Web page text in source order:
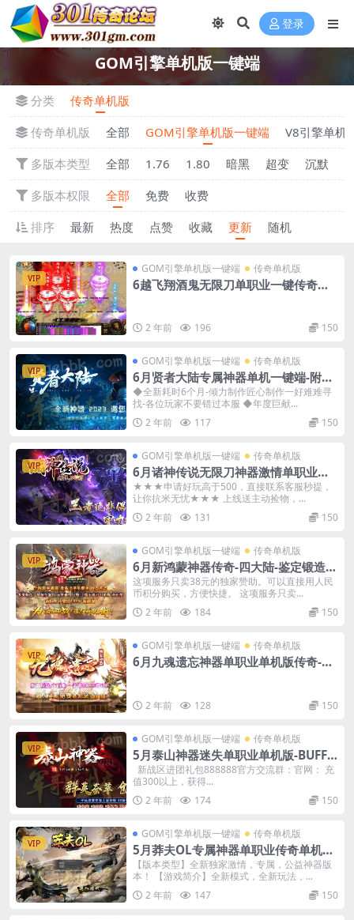
登录
GOM引擎单机版一键端
分类
传奇单机版
传奇单机版
全部 GOM引擎单机版一键端
V8引擎单机
多版本类型
全部 1.76 1.80 暗黑 超变 沉默
多版本权限
全部 免费
收费
排序
最新 热度 点赞 收藏 更新 随机
VIP
GOM引擎单机版一键端 传奇单机版
6越飞翔酒鬼无限刀单职业一键传奇版
2 年前 196 150
VIP
GOM引擎单机版一键端 传奇单机版
6月贤者大陆专属神器单机一键端-附带
GM后台
◆全新耗时6个月-倾力制作匠心制作一好难难寻
找-各位玩家不要错过本服 ◆年度巨献...
2 年前
117 150
VIP
GOM引擎单机版一键端 传奇单机版
6月诸神传说无限刀神器激情单职业传
奇单机-附带GM后台
★★★申请好玩高于500，直接联系客服秒提，
让你抗米无忧★★★ 上线送主动捡物，...
2 年前
131 150
VIP
GOM引擎单机版一键端 传奇单机版
6月新鸿蒙神器传奇-四大陆-鉴定锻造强
化加星-骰王-魂骨-可视化GM后台
这项服务只卖38元的独家赞助。可以直接用人民
币积分购买，方便快捷。 这项服务只卖...
2 年前
184 150
VIP
GOM引擎单机版一键端 传奇单机版
6月九魂遗忘神器单职业单机版传奇-附
2 年前 128 150
VIP
GOM引擎单机版一键端 传奇单机版
5月泰山神器迷失单职业单机版-BUFF
洗练-附带GM后台
新战区进团礼包888888官方交流群：官网： 充
值300以上，获得...
2 年前
174 150
VIP
GOM引擎单机版一键端 传奇单机版
5月莽夫OL专属神器单职业传奇单机版-
附带GM后台
【版本类型】全新独家激情，专属，公益神器版
本！ 【游戏简介】全新模式，全新玩法，...
2 年前
147 150